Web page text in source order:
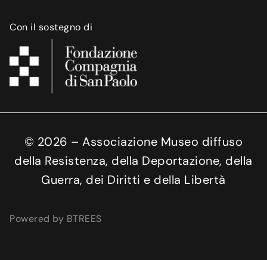
Con il sostegno di
© 2026 – Associazione Museo diffuso
della Resistenza, della Deportazione, della
Guerra, dei Diritti e della Libertà
Powered by BTREES